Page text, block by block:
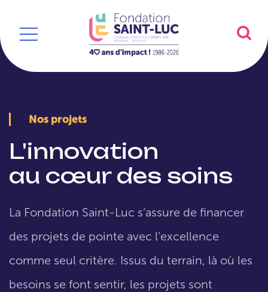
Nos projets
L'innovation
au cœur des soins
La Fondation Saint-Luc s’assure de financer
des projets de pointe avec l’excellence
comme seul critère. Issus du terrain, là où les
besoins se font sentir, les projets sont